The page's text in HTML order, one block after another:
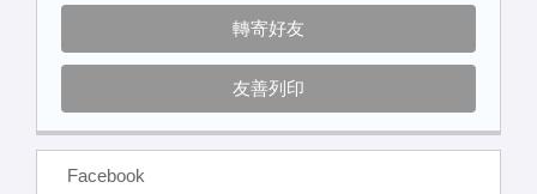
轉寄好友
友善列印
Facebook